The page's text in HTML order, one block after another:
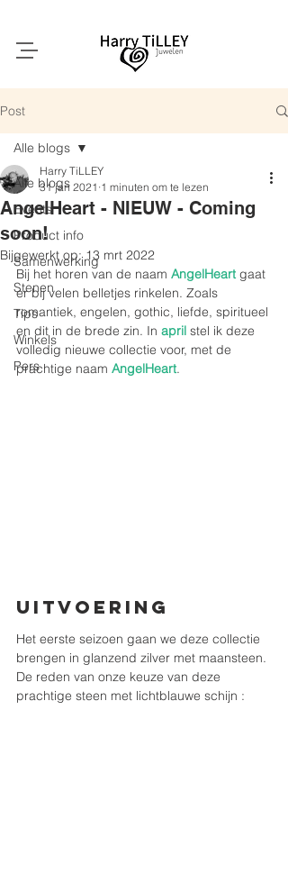
Post
Alle blogs
Events
Product info
Samenwerking
Stenen
Tips
Winkels
Pers
Alle blogs
AngelHeart - NIEUW - Coming
soon!
Harry TiLLEY
31 jan 2021 1 minuten om te lezen
Bijgewerkt op:13 mrt 2022
Bij het horen van de naam AngelHeart gaat
er bij velen belletjes rinkelen. Zoals
romantiek, engelen, gothic, liefde, spiritueel
en dit in de brede zin. In april stel ik deze
volledig nieuwe collectie voor, met de
prachtige naam AngelHeart.
Uitvoering
Het eerste seizoen gaan we deze collectie
brengen in glanzend zilver met maansteen.
De reden van onze keuze van deze
prachtige steen met lichtblauwe schijn :